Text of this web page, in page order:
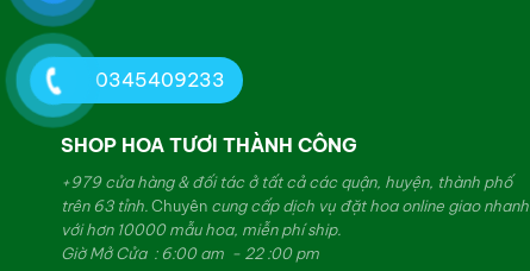
SHOP HOA TƯƠI THÀNH CÔNG
+979 cửa hàng & đối tác ở tất cả các quận, huyện, thành phố
trên 63 tỉnh. Chuyêncung cấp dịch vụ đặt hoa online giao nhanh
với hơn 10000 mẫu hoa, miễn phí ship.
Giờ Mở Cửa : 6:00 am - 22 :00 pm
0345409233